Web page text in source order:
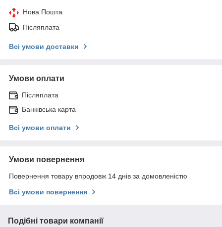
Нова Пошта
Післяплата
Всі умови доставки
Умови оплати
Післяплата
Банківська карта
Всі умови оплати
Умови повернення
Повернення товару впродовж 14 днів за домовленістю
Всі умови повернення
Подібні товари компанії